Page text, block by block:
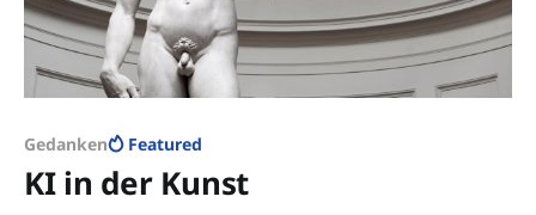
Gedanken Featured
KI in der Kunst